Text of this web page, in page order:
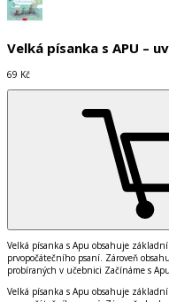
Velká písanka s APU –
69 Kč
Velká písanka s Apu obsahuje
prvopočátečního psaní. Zároveň
probíraných v učebnici Začínáme s Apu.
Velká písanka s Apu obsahuje základní